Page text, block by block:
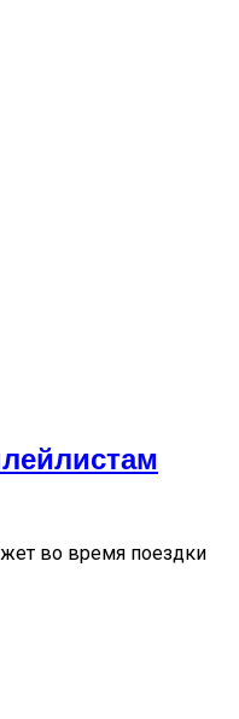
во время поездки